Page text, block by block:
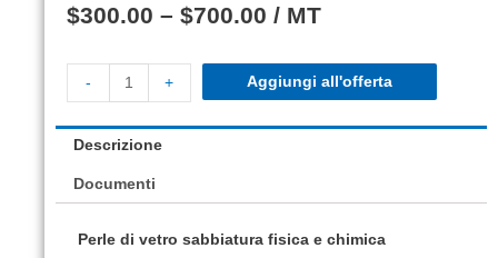
$300.00 – $700.00 / MT
- + Aggiungi all'offerta
Descrizione
Documenti
Perle di vetro sabbiatura fisica e chimica